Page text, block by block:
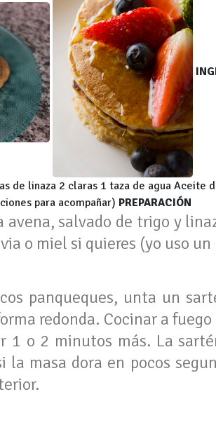
de linaza 2 claras 1 taza de agua
para acompañar) PREPARACIÓN
avena, salvado de trigo y
o miel si quieres (yo uso
panqueques, unta un
redonda. Cocinar a
1 o 2 minutos más. La
la masa dora en pocos